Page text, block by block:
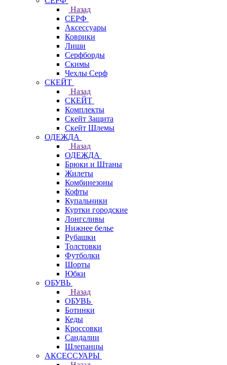
Назад
СЕРФ
Аксессуары
Коврики
Лиши
Серфборды
Скимы
Чехлы Cерф
СКЕЙТ
Назад
СКЕЙТ
Комплекты
Скейт Защита
Скейт Шлемы
ОДЕЖДА
Назад
ОДЕЖДА
Брюки и Штаны
Жилеты
Комбинезоны
Кофты
Купальники
Куртки городские
Лонгсливы
Нижнее белье
Рубашки
Толстовки
Футболки
Шорты
Юбки
ОБУВЬ
Назад
ОБУВЬ
Ботинки
Кеды
Кроссовки
Сандалии
Шлепанцы
АКСЕССУАРЫ